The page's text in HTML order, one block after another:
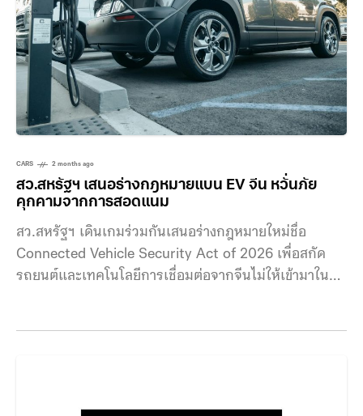
CARS 2 months ago
สว.สหรัฐฯ เสนอร่างกฎหมายแบน EV จีน หวั่นภัย
คุกคามจากการสอดแนม
สว.สหรัฐฯ เดินเกมร่วมกันเสนอร่างกฎหมายใหม่ชื่อ
Connected Vehicle Security Act of 2026 เพื่อสกัด
รถยนต์และเทคโนโลยีการเชื่อมต่อจากจีนไม่ให้เข้ามาใน
จีนไม่ให้เข้าสู่ตลาดสหรัฐฯ ร่างกฎหมายนี้ได้รับการ